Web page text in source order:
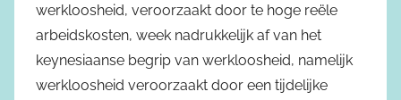
werkloosheid, veroorzaakt door te hoge reële
arbeidskosten, week nadrukkelijk af van het
keynesiaanse begrip van werkloosheid, namelijk
werkloosheid veroorzaakt door een tijdelijke